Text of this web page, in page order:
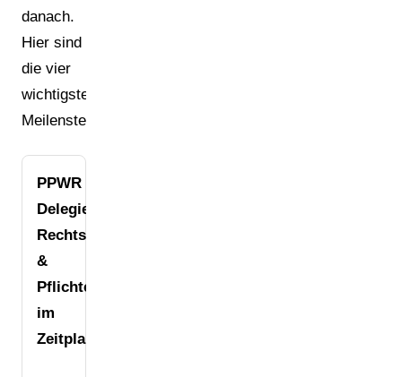
danach.
Hier sind
die vier
wichtigsten
Meilensteine:
PPWR
Delegierte
Rechtsakte
&
Pflichten
im
Zeitplan